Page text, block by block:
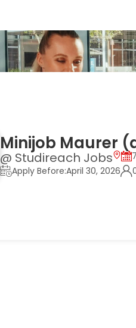
Minijob Maurer
@ Studireach Jobs
Apply Before:April 30, 2026